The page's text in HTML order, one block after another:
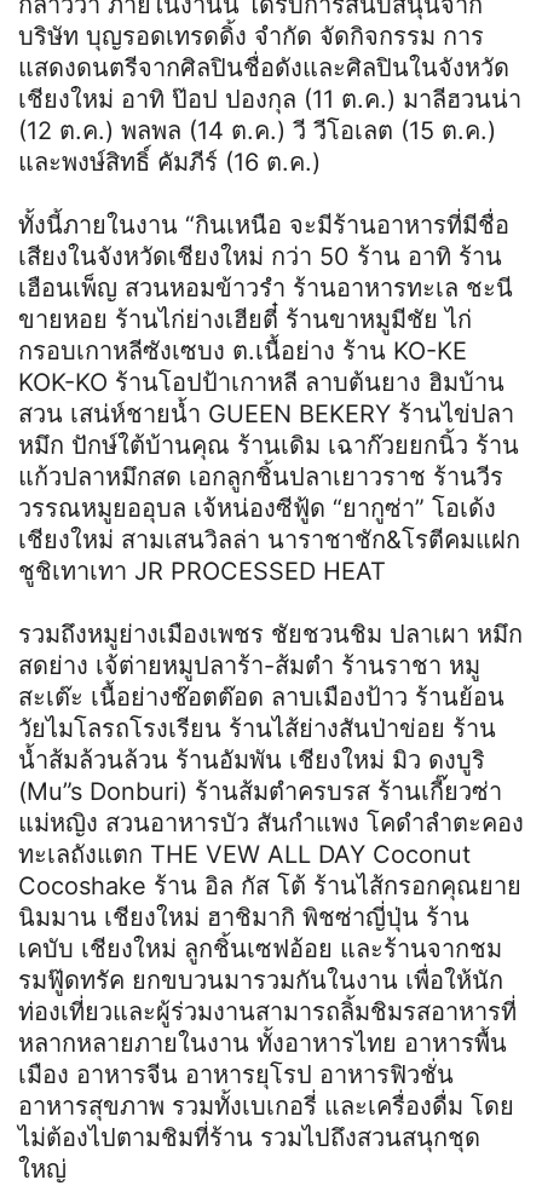
บริษัท บุญรอดเทรดดิ้ง จำกัด จัดกิจกรรม การ
แสดงดนตรีจากศิลปินชื่อดังและศิลปินในจังหวัด
เชียงใหม่ อาทิ ป๊อป ปองกุล (11 ต.ค.) มาลีฮวนน่า
(12 ต.ค.) พลพล (14 ต.ค.) วี วีโอเลต (15 ต.ค.)
และพงษ์สิทธิ์ คัมภีร์ (16 ต.ค.)
ทั้งนี้ภายในงาน “กินเหนือ จะมีร้านอาหารที่มีชื่อ
เสียงในจังหวัดเชียงใหม่ กว่า 50 ร้าน อาทิ ร้าน
เฮือนเพ็ญ สวนหอมข้าวรำ ร้านอาหารทะเล ชะนี
ขายหอย ร้านไก่ย่างเฮียตี๋ ร้านขาหมูมีชัย ไก่
กรอบเกาหลีซังเซบง ต.เนื้อย่าง ร้าน KO-KE
KOK-KO ร้านโอปป้าเกาหลี ลาบต้นยาง ฮิมบ้าน
สวน เสน่ห์ชายน้ำ GUEEN BEKERY ร้านไข่ปลา
หมึก ปักษ์ใต้บ้านคุณ ร้านเดิม เฉาก๊วยยกนิ้ว ร้าน
แก้วปลาหมึกสด เอกลูกชิ้นปลาเยาวราช ร้านวีร
วรรณหมูยออุบล เจ้หน่องซีฟู้ด “ยากูซ่า” โอเด้ง
เชียงใหม่ สามเสนวิลล่า นาราชาชัก&โรตีคมแฝก
ชูชิเทาเทา JR PROCESSED HEAT
รวมถึงหมูย่างเมืองเพชร ชัยชวนชิม ปลาเผา หมึก
สดย่าง เจ้ต่ายหมูปลาร้า-ส้มตำ ร้านราชา หมู
สะเต๊ะ เนื้อย่างช๊อตต๊อด ลาบเมืองป้าว ร้านย้อน
วัยไมโลรถโรงเรียน ร้านไส้ย่างสันป่าข่อย ร้าน
น้ำส้มล้วนล้วน ร้านอัมพัน เชียงใหม่ มิว ดงบูริ
(Mu”s Donburi) ร้านส้มตำครบรส ร้านเกี๊ยวซ่า
แม่หญิง สวนอาหารบัว สันกำแพง โคดำลำตะคอง
ทะเลถังแตก THE VEW ALL DAY Coconut
Cocoshake ร้าน อิล กัส โต้ ร้านไส้กรอกคุณยาย
นิมมาน เชียงใหม่ ฮาชิมากิ พิชซ่าญี่ปุ่น ร้าน
เคบับ เชียงใหม่ ลูกชิ้นเซฟอ้อย และร้านจากชม
รมฟู๊ดทรัค ยกขบวนมารวมกันในงาน เพื่อให้นัก
ท่องเที่ยวและผู้ร่วมงานสามารถลิ้มชิมรสอาหารที่
หลากหลายภายในงาน ทั้งอาหารไทย อาหารพื้น
เมือง อาหารจีน อาหารยุโรป อาหารฟิวชั่น
อาหารสุขภาพ รวมทั้งเบเกอรี่ และเครื่องดื่ม โดย
ไม่ต้องไปตามชิมที่ร้าน รวมไปถึงสวนสนุกชุด
ใหญ่